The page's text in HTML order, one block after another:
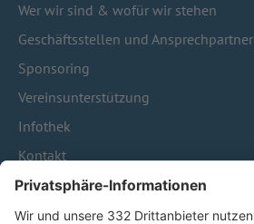
Wer wir sind & wofür wir stehen
Geschäftsstellen und Ansprechpartner
Sponsoring
Vereinsunterstützung
Infothek
Kontakt
HÄUFIG BESUCHTE SEITEN